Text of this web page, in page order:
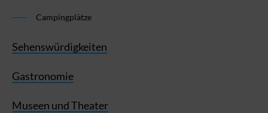
Campingplätze
Sehenswürdigkeiten
Gastronomie
Museen und Theater